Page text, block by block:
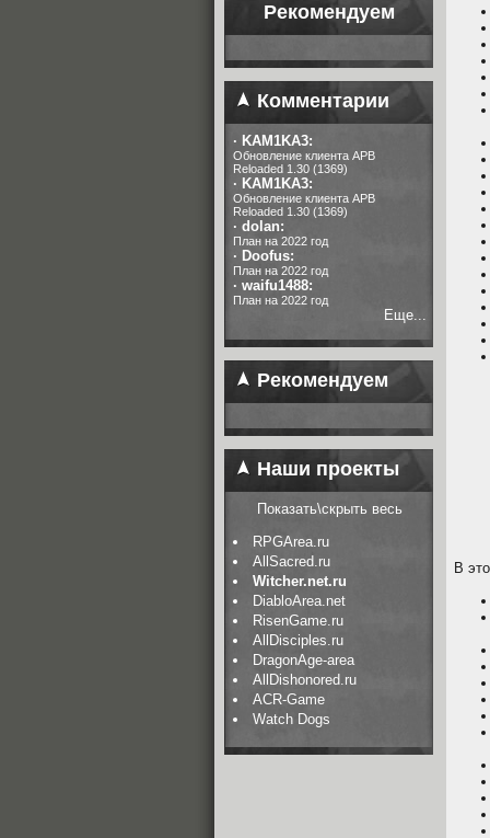
Рекомендуем
Комментарии
· KAM1KA3:
Обновление клиента APB
Reloaded 1.30 (1369)
· KAM1KA3:
Обновление клиента APB
Reloaded 1.30 (1369)
· dolan:
План на 2022 год
· Doofus:
План на 2022 год
· waifu1488:
План на 2022 год
Еще...
Рекомендуем
Наши проекты
Показать\скрыть весь
RPGArea.ru
AllSacred.ru
Witcher.net.ru
DiabloArea.net
RisenGame.ru
AllDisciples.ru
DragonAge-area
AllDishonored.ru
ACR-Game
Watch Dogs
В